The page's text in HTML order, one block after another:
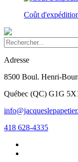
Coût
Adresse
8500 Boul. Henri-
Québec (QC) G1G
418 628-4335